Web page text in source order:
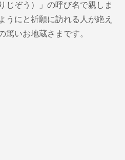
じぞう）」の呼び名で親しま
うにと祈願に訪れる人が絶え
篤いお地蔵さまです。